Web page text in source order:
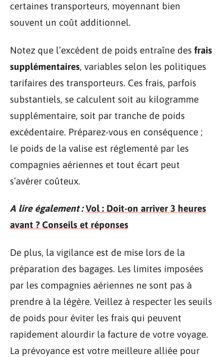
certaines transporteurs, moyennant bien
souvent un coût additionnel.
Notez que l’excédent de poids entraîne des frais
supplémentaires, variables selon les politiques
tarifaires des transporteurs. Ces frais, parfois
substantiels, se calculent soit au kilogramme
supplémentaire, soit par tranche de poids
excédentaire. Préparez-vous en conséquence ;
le poids de la valise est réglementé par les
compagnies aériennes et tout écart peut
s’avérer coûteux.
A lire également : Vol : Doit-on arriver 3 heures
avant ? Conseils et réponses
De plus, la vigilance est de mise lors de la
préparation des bagages. Les limites imposées
par les compagnies aériennes ne sont pas à
prendre à la légère. Veillez à respecter les seuils
de poids pour éviter les frais qui peuvent
rapidement alourdir la facture de votre voyage.
La prévoyance est votre meilleure alliée pour